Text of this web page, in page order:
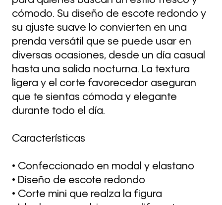
cómodo. Su diseño de escote redondo y
su ajuste suave lo convierten en una
prenda versátil que se puede usar en
diversas ocasiones, desde un día casual
hasta una salida nocturna. La textura
ligera y el corte favorecedor aseguran
que te sientas cómoda y elegante
durante todo el día.
Características
• Confeccionado en modal y elastano
• Diseño de escote redondo
• Corte mini que realza la figura